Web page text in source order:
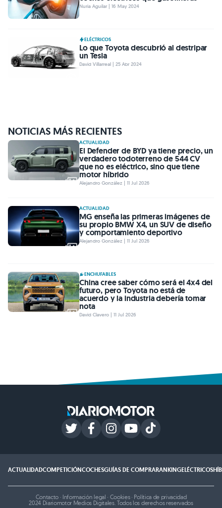
Nuria Aguilar | 16 May 2024
ELÉCTRICOS
Lo que Toyota descubrió al destripar
un Tesla
David Villarreal | 25 Abr 2024
NOTICIAS MÁS RECIENTES
ACTUALIDAD
El Defender de BYD ya tiene precio, un
verdadero todoterreno de 544 CV
que no es eléctrico, sino que tiene
motor híbrido
Alejandro González | 11 Jul 2026
ACTUALIDAD
MG enseña las primeras imágenes de
su propio BMW X4, un SUV de diseño
y comportamiento deportivo
Alejandro González | 11 Jul 2026
ENCHUFABLES
China cree saber cómo será el 4x4 del
futuro, pero Toyota no está de
acuerdo y la industria debería tomar
nota
David Clavero | 11 Jul 2026
ACTUALIDADCOMPETICIÓNCOCHESGUÍAS DE COMPRARANKINGELÉCTRICOS
2024 Diariomotor Medios Digitales. Todos los derechos reservados
Contacto · Información legal · Cookies· Política de privacidad